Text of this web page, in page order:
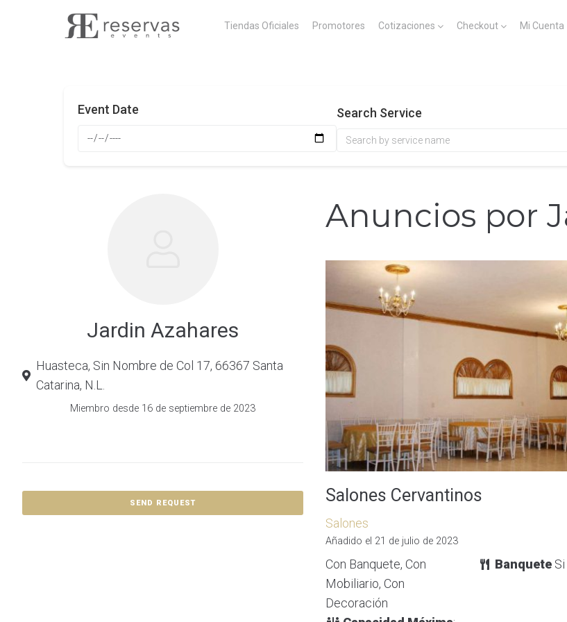
Tiendas Oficiales Promotores Cotizaciones Checkout Mi Cuenta
Event Date Search Service
Jardin Azahares
Huasteca, Sin Nombre de Col 17, 66367 Santa
Catarina, N.L.
Miembro desde 16 de septiembre de 2023
SEND REQUEST
Anuncios por
Salones Cervantinos
Salones
Añadido el 21 de julio de 2023
Con Banquete, Con
Mobiliario, Con
Decoración
BanqueteSi